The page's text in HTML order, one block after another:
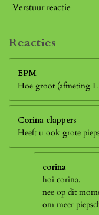
Verstuur reactie
Reacties
EPM
Hoe groot (afmeting L
Corina clappers
Heeft u ook grote
corina
hoi corina.
nee op dit
om meer